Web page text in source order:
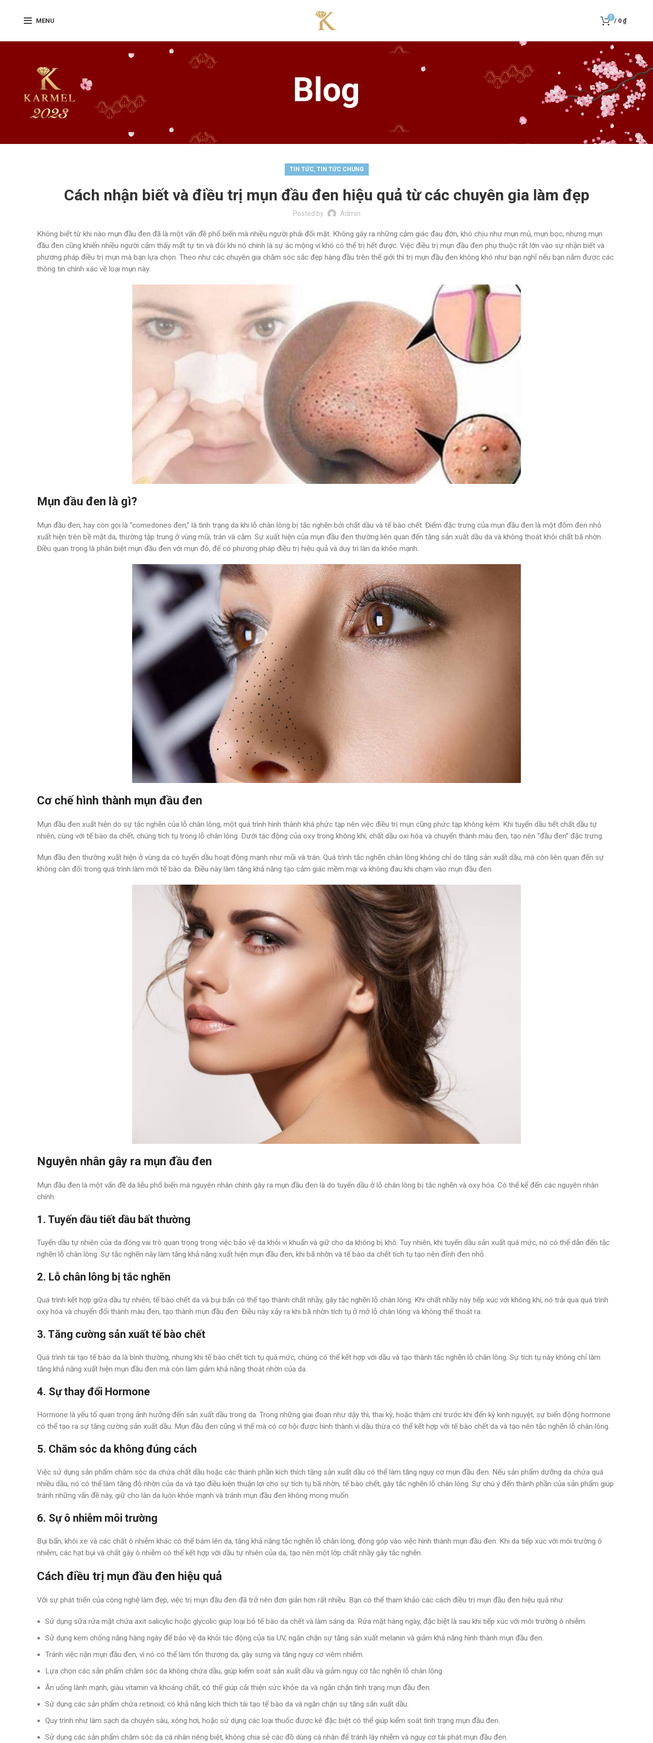
MENU
0
/ 0₫
Blog
TIN TỨC, TIN TỨC CHUNG
Cách nhận biết và điều trị mụn đầu đen hiệu quả từ các chuyên gia làm đẹp
Posted by Admin
Không biết từ khi nào mụn đầu đen đã là một vấn đề phổ biến mà nhiều người phải đối mặt. Không gây ra những cảm giác đau đớn, khó chịu như mụn mủ, mụn bọc, nhưng mụn
đầu đen cũng khiến nhiều người cảm thấy mất tự tin và đôi khi nó chính là sự ác mộng vì khó có thể trị hết được. Việc điều trị mụn đầu đen phụ thuộc rất lớn vào sự nhận biết và
phương pháp điều trị mụn mà bạn lựa chọn. Theo như các chuyên gia chăm sóc sắc đẹp hàng đầu trên thế giới thì trị mụn đầu đen không khó như bạn nghĩ nếu bạn nắm được các
thông tin chính xác về loại mụn này.
Mụn đầu đen là gì?
Mụn đầu đen, hay còn gọi là “comedones đen,” là tình trạng da khi lỗ chân lông bị tắc nghẽn bởi chất dầu và tế bào chết. Điểm đặc trưng của mụn đầu đen là một đốm đen nhỏ
xuất hiện trên bề mặt da, thường tập trung ở vùng mũi, trán và cằm. Sự xuất hiện của mụn đầu đen thường liên quan đến tăng sản xuất dầu da và không thoát khỏi chất bã nhờn.
Điều quan trọng là phân biệt mụn đầu đen với mụn đỏ, để có phương pháp điều trị hiệu quả và duy trì làn da khỏe mạnh.
Cơ chế hình thành mụn đầu đen
Mụn đầu đen xuất hiện do sự tắc nghẽn của lỗ chân lông, một quá trình hình thành khá phức tạp nên việc điều trị mụn cũng phức tạp không kém. Khi tuyến dầu tiết chất dầu tự
nhiên, cùng với tế bào da chết, chúng tích tụ trong lỗ chân lông. Dưới tác động của oxy trong không khí, chất dầu oxi hóa và chuyển thành màu đen, tạo nên “đầu đen” đặc trưng.
Mụn đầu đen thường xuất hiện ở vùng da có tuyến dầu hoạt động mạnh như mũi và trán. Quá trình tắc nghẽn chân lông không chỉ do tăng sản xuất dầu, mà còn liên quan đến sự
không cân đối trong quá trình làm mới tế bào da. Điều này làm tăng khả năng tạo cảm giác mềm mại và không đau khi chạm vào mụn đầu đen.
Nguyên nhân gây ra mụn đầu đen
Mụn đầu đen là một vấn đề da liễu phổ biến mà nguyên nhân chính gây ra mụn đầu đen là do tuyến dầu ở lỗ chân lông bị tắc nghẽn và oxy hóa. Có thể kể đến các nguyên nhân
chính:
1. Tuyến dầu tiết dầu bất thường
Tuyến dầu tự nhiên của da đóng vai trò quan trọng trong việc bảo vệ da khỏi vi khuẩn và giữ cho da không bị khô. Tuy nhiên, khi tuyến dầu sản xuất quá mức, nó có thể dẫn đến tắc
nghẽn lỗ chân lông. Sự tắc nghẽn này làm tăng khả năng xuất hiện mụn đầu đen, khi bã nhờn và tế bào da chết tích tụ tạo nên đỉnh đen nhỏ.
2. Lỗ chân lông bị tắc nghẽn
Quá trình kết hợp giữa dầu tự nhiên, tế bào chết da và bụi bẩn có thể tạo thành chất nhầy, gây tắc nghẽn lỗ chân lông. Khi chất nhầy này tiếp xúc với không khí, nó trải qua quá trình
oxy hóa và chuyển đổi thành màu đen, tạo thành mụn đầu đen. Điều này xảy ra khi bã nhờn tích tụ ở mở lỗ chân lông và không thể thoát ra.
3. Tăng cường sản xuất tế bào chết
Quá trình tái tạo tế bào da là bình thường, nhưng khi tế bào chết tích tụ quá mức, chúng có thể kết hợp với dầu và tạo thành tắc nghẽn lỗ chân lông. Sự tích tụ này không chỉ làm
tăng khả năng xuất hiện mụn đầu đen mà còn làm giảm khả năng thoát nhờn của da.
4. Sự thay đổi Hormone
Hormone là yếu tố quan trọng ảnh hưởng đến sản xuất dầu trong da. Trong những giai đoạn như dậy thì, thai kỳ, hoặc thậm chí trước khi đến kỳ kinh nguyệt, sự biến động hormone
có thể tạo ra sự tăng cường sản xuất dầu. Mụn đầu đen cũng vì thế mà có cơ hội được hình thành vì dầu thừa có thể kết hợp với tế bào chết da và tạo nên tắc nghẽn lỗ chân lông.
5. Chăm sóc da không đúng cách
Việc sử dụng sản phẩm chăm sóc da chứa chất dầu hoặc các thành phần kích thích tăng sản xuất dầu có thể làm tăng nguy cơ mụn đầu đen. Nếu sản phẩm dưỡng da chứa quá
nhiều dầu, nó có thể làm tăng độ nhờn của da và tạo điều kiện thuận lợi cho sự tích tụ bã nhờn, tế bào chết, gây tắc nghẽn lỗ chân lông. Sự chú ý đến thành phần của sản phẩm giúp
tránh những vấn đề này, giữ cho làn da luôn khỏe mạnh và tránh mụn đầu đen không mong muốn.
6. Sự ô nhiễm môi trường
Bụi bẩn, khói xe và các chất ô nhiễm khác có thể bám lên da, tăng khả năng tắc nghẽn lỗ chân lông, đóng góp vào việc hình thành mụn đầu đen. Khi da tiếp xúc với môi trường ô
nhiễm, các hạt bụi và chất gây ô nhiễm có thể kết hợp với dầu tự nhiên của da, tạo nên một lớp chất nhầy gây tắc nghẽn.
Cách điều trị mụn đầu đen hiệu quả
Với sự phát triển của công nghệ làm đẹp, việc trị mụn đầu đen đã trở nên đơn giản hơn rất nhiều. Bạn có thể tham khảo các cách điều trị mụn đầu đen hiệu quả như:
Sử dụng sữa rửa mặt chứa axit salicylic hoặc glycolic giúp loại bỏ tế bào da chết và làm sáng da. Rửa mặt hàng ngày, đặc biệt là sau khi tiếp xúc với môi trường ô nhiễm.
Sử dụng kem chống nắng hàng ngày để bảo vệ da khỏi tác động của tia UV, ngăn chặn sự tăng sản xuất melanin và giảm khả năng hình thành mụn đầu đen.
Tránh việc nặn mụn đầu đen, vì nó có thể làm tổn thương da, gây sưng và tăng nguy cơ viêm nhiễm.
Lựa chọn các sản phẩm chăm sóc da không chứa dầu, giúp kiểm soát sản xuất dầu và giảm nguy cơ tắc nghẽn lỗ chân lông.
Ăn uống lành mạnh, giàu vitamin và khoáng chất, có thể giúp cải thiện sức khỏe da và ngăn chặn tình trạng mụn đầu đen.
Sử dụng các sản phẩm chứa retinoid, có khả năng kích thích tái tạo tế bào da và ngăn chặn sự tăng sản xuất dầu.
Quy trình như làm sạch da chuyên sâu, xông hơi, hoặc sử dụng các loại thuốc được kê đặc biệt có thể giúp kiểm soát tình trạng mụn đầu đen.
Sử dụng các sản phẩm chăm sóc da cá nhân riêng biệt, không chia sẻ các đồ dùng cá nhân để tránh lây nhiễm và nguy cơ tái phát mụn đầu đen.